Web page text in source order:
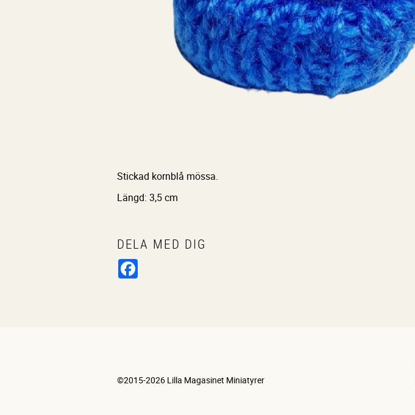
Stickad kornblå mössa.
Längd: 3,5 cm
DELA MED DIG
©2015-2026 Lilla Magasinet Miniatyrer